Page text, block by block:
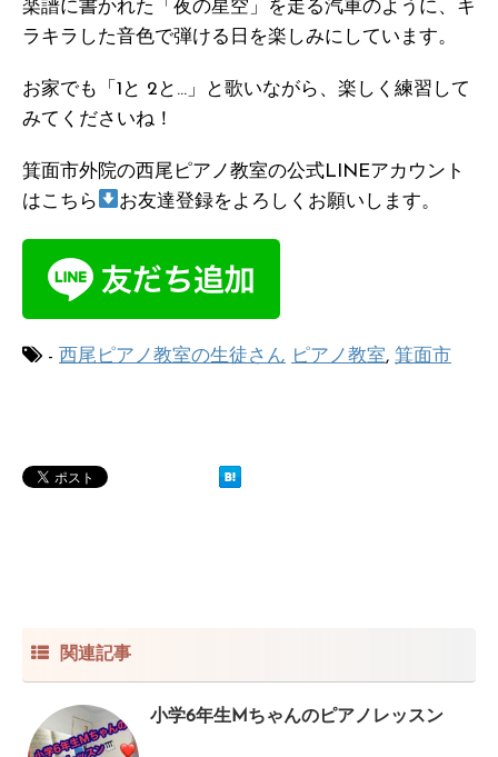
楽譜に書かれた「夜の星空」を走る汽車のように、キ
ラキラした音色で弾ける日を楽しみにしています。
お家でも「1と 2と…」と歌いながら、楽しく練習して
みてくださいね！
箕面市外院の西尾ピアノ教室の公式LINEアカウント
はこちら
お友達登録をよろしくお願いします。
- 西尾ピアノ教室の生徒さん ピアノ教室, 箕面市
関連記事
小学6年生Mちゃんのピアノレッスン